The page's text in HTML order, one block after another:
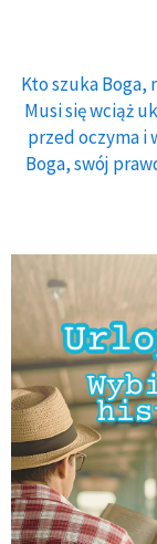
Kto szuka Boga,
Musi się wciąż
przed oczyma i
Boga, swój